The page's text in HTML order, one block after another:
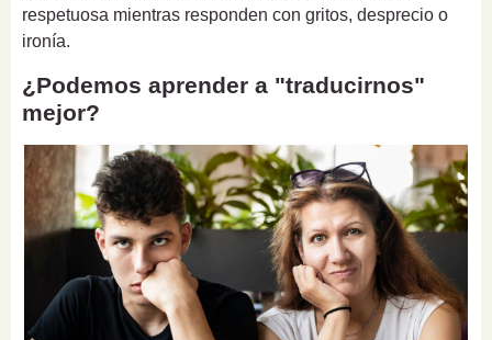
respetuosa mientras responden con gritos, desprecio o
ironía.
¿Podemos aprender a "traducirnos"
mejor?